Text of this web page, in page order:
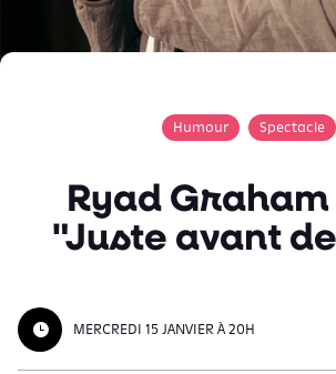
Humour Spectacle
Ryad
"Juste avant
MERCREDI 15 JANVIER À 20H